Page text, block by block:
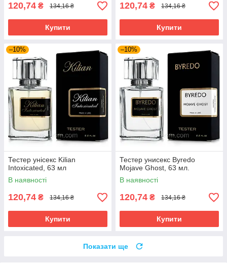
120,74 ₴ 134,16 ₴
Купити
120,74 ₴ 134,16 ₴
Купити
–10%
Тестер унісекс Kilian
Intoxicated, 63 мл
В наявності
120,74 ₴ 134,16 ₴
Купити
–10%
Тестер унисекс Byredo
Mojave Ghost, 63 мл.
В наявності
120,74 ₴ 134,16 ₴
Купити
Показати ще